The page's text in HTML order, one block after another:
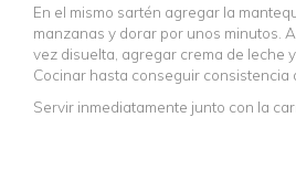
En el mismo sartén agregar la
manzanas y dorar por unos minutos.
vez disuelta, agregar crema de leche
Cocinar hasta conseguir consistencia
Servir inmediatamente junto con la